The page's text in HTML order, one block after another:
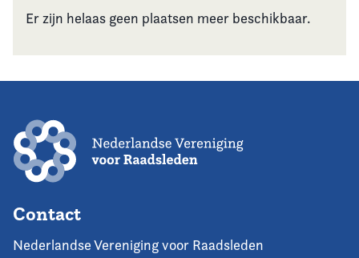
Er zijn helaas geen plaatsen meer beschikbaar.
Contact
Nederlandse Vereniging voor Raadsleden